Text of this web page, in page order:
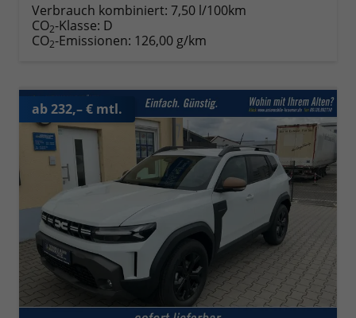
Verbrauch kombiniert: 7,50 l/100km
CO2-Klasse: D
CO2-Emissionen: 126,00 g/km
ab 232,– € mtl.